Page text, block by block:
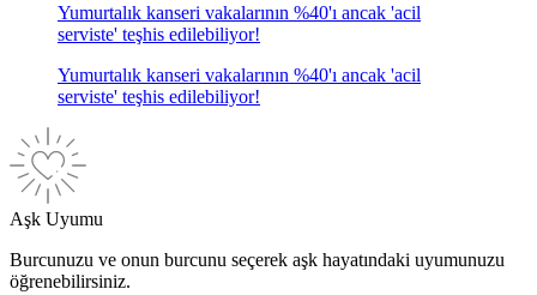
Yumurtalık kanseri vakalarının %40'ı ancak 'acil
serviste' teşhis edilebiliyor!
Yumurtalık kanseri vakalarının %40'ı ancak 'acil
serviste' teşhis edilebiliyor!
Aşk Uyumu
Burcunuzu ve onun burcunu seçerek aşk hayatındaki uyumunuzu
öğrenebilirsiniz.